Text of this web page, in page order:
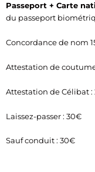
Passeport + Carte
du passeport
Concordance de nom
Attestation de
Attestation de Célibat :
Laissez-passer : 30€
Sauf conduit : 30€